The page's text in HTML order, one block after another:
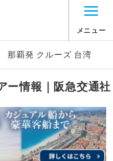
メニュー
那覇発 クルーズ 台湾
ー情報｜阪急交通社